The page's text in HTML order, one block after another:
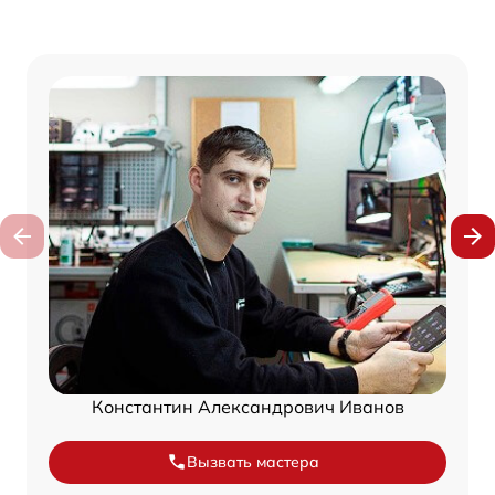
Константин Александрович Иванов
Вызвать мастера